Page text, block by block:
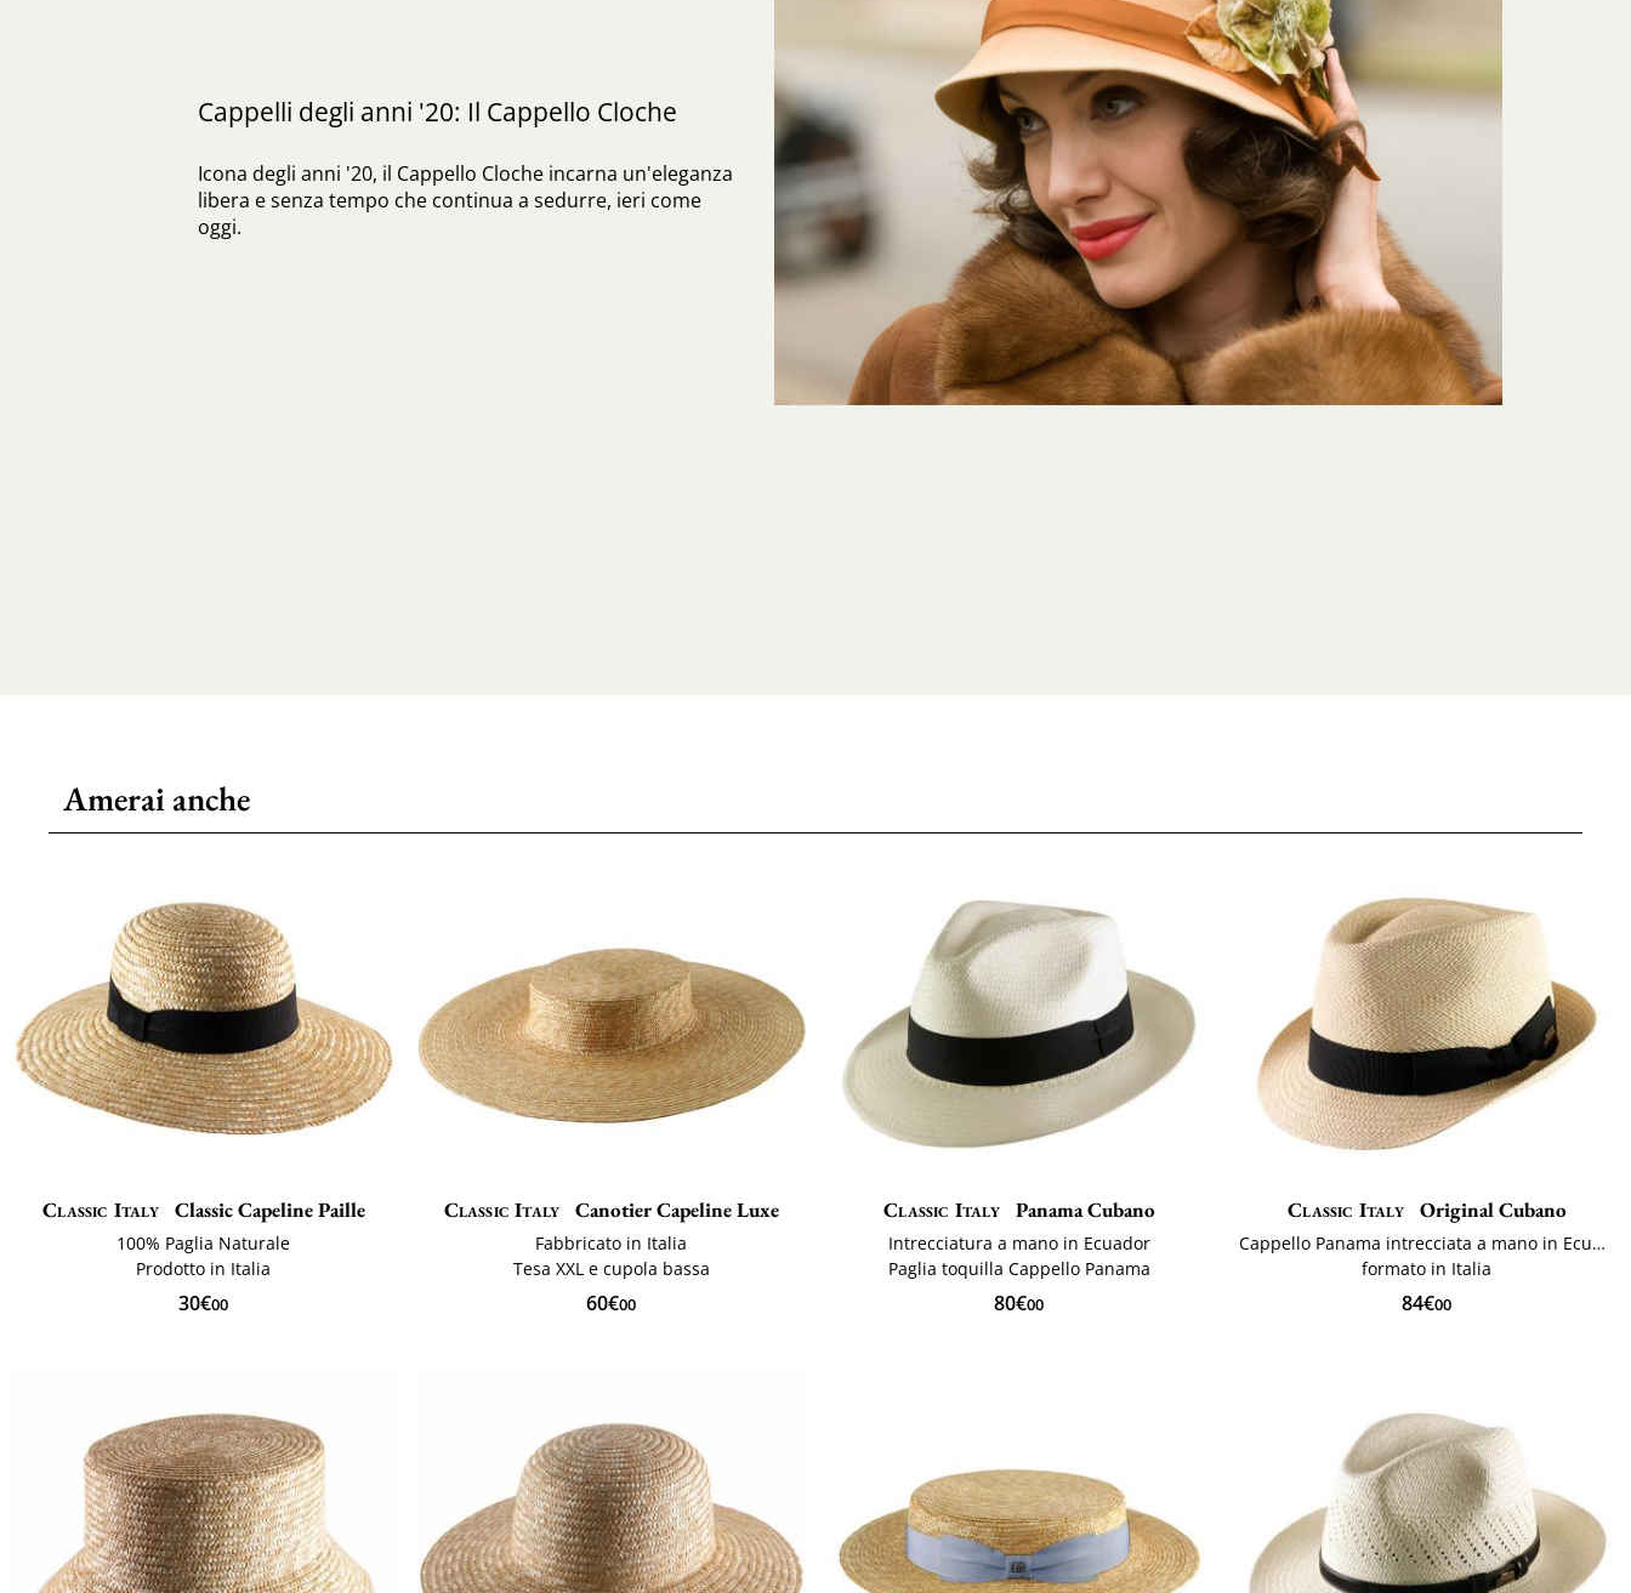
Cappelli degli anni '20: Il Cappello Cloche
Icona degli anni '20, il Cappello Cloche incarna un'eleganza
libera e senza tempo che continua a sedurre, ieri come
oggi.
Amerai anche
Classic Italy Classic Capeline Paille
100% Paglia Naturale
Prodotto in Italia
30€00
Classic Italy Canotier Capeline Luxe
Fabbricato in Italia
Tesa XXL e cupola bassa
60€00
Classic Italy Panama Cubano
Intrecciatura a mano in Ecuador
Paglia toquilla Cappello Panama
80€00
Classic Italy Original Cubano
Cappello Panama intrecciata a mano in Ecuador
formato in Italia
84€00